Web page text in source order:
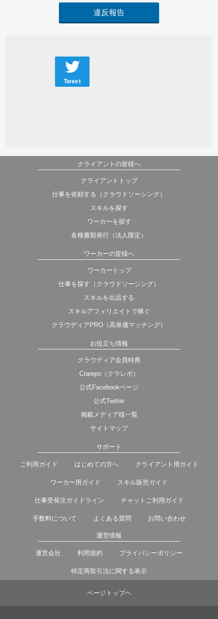
違反報告
Tweet
クライアントの皆様へ
クライアントトップ
仕事を依頼する（クラウドソーシング）
スキルを探す
ワーカーを探す
各種書類発行（法人限定）
ワーカーの皆様へ
ワーカートップ
仕事を探す（クラウドソーシング）
スキルを出品する
スキルアフィリエイトで稼ぐ
クラウディアPRO（高単価マッチング）
お役立ち情報
クラウディア会員特典
Crarepo（クラレポ）
公式Facebookページ
公式Twitter
掲載メディア様一覧
サイトマップ
サポート
ご利用ガイド はじめての方へ クライアント用ガイド
ワーカー用ガイド スキル販売ガイド
仕事受発注ガイドライン チャットご利用ガイド
手数料について よくある質問 お問い合わせ
運営情報
運営会社 利用規約 プライバシーポリシー
特定商取引法に関する表示
ページトップヘ